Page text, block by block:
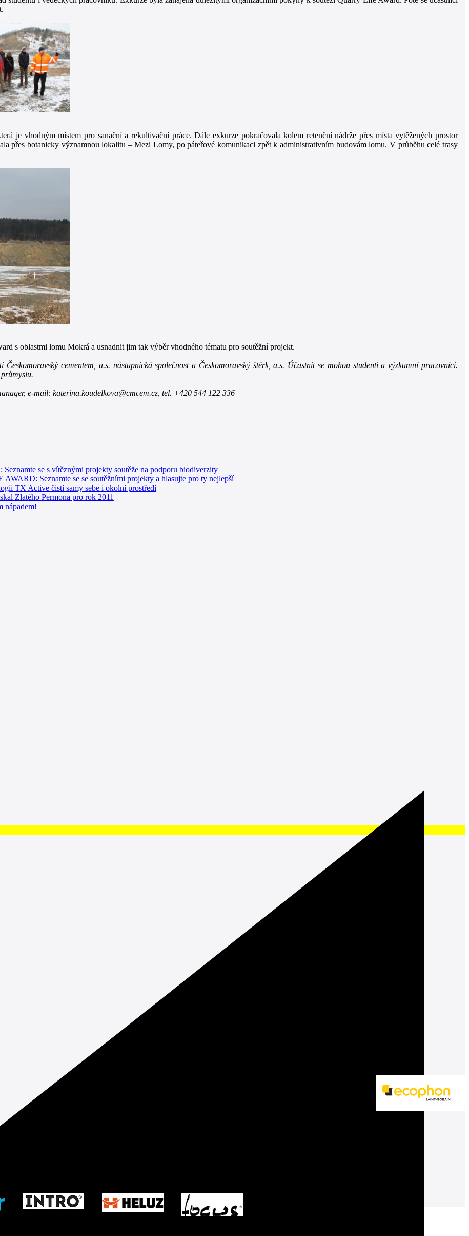
je vhodným místem pro sanační a rekultivační práce. Dále exkurze pokračovala kolem retenční nádrže přes místa vytěžených prostor
přes botanicky významnou lokalitu – Mezi Lomy, po páteřové komunikaci zpět k administrativním budovám lomu. V průběhu celé trasy
s oblastmi lomu Mokrá a usnadnit jim tak výběr vhodného tématu pro soutěžní projekt.
cementem, a.s. nástupnická společnost a Českomoravský štěrk, a.s. Účastnit se mohou studenti a výzkumní pracovníci.
e-mail: katerina.koudelkova@cmcem.cz, tel. +420 544 122 336
se s vítěznými projekty soutěže na podporu biodiverzity
Seznamte se se soutěžními projekty a hlasujte pro ty nejlepší
TX Active čistí samy sebe i okolní prostředí
Zlatého Permona pro rok 2011
nápadem!